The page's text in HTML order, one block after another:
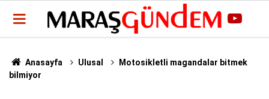
Anasayfa Ulusal
Motosikletli magandalar bitmek
bilmiyor